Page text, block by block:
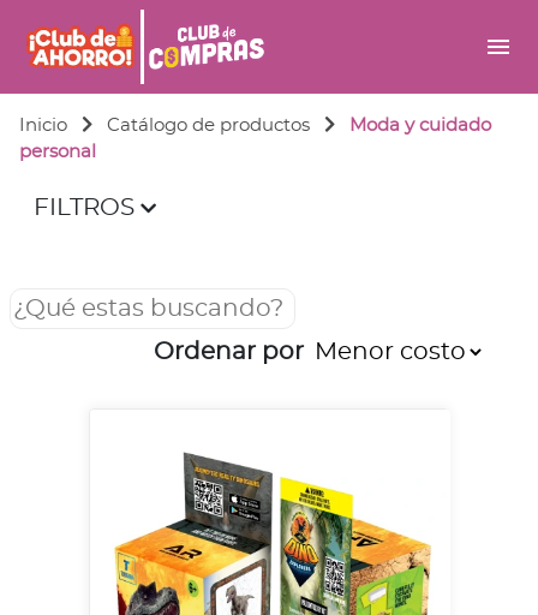
menu
Inicio Catálogo de productos
Moda y cuidado
personal
FILTROS
Ordenar por